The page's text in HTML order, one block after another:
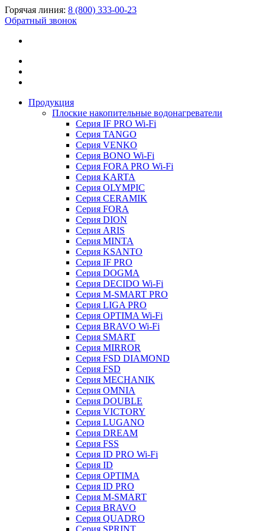
Горячая линия: 8 (800) 333-00-23
Обратный звонок
Продукция
Плоские накопительные водонагреватели
Серия IF PRO Wi-Fi
Серия TANGO
Серия VENKO
Серия BONO Wi-Fi
Серия FORA PRO Wi-Fi
Серия KARTA
Серия OLYMPIC
Серия CERAMIK
Серия FORA
Серия DION
Серия ARIS
Серия MINTA
Серия KSANTO
Серия IF PRO
Серия DOGMA
Серия DECIDO Wi-Fi
Серия M-SMART PRO
Серия LIGA PRO
Серия OPTIMA Wi-Fi
Серия BRAVO Wi-Fi
Серия SMART
Серия MIRROR
Серия FSD DIAMOND
Серия FSD
Серия MECHANIK
Серия OMNIA
Серия DOUBLE
Серия VICTORY
Серия LUGANO
Серия DREAM
Серия FSS
Серия ID PRO Wi-Fi
Серия ID
Серия OPTIMA
Серия ID PRO
Серия M-SMART
Серия BRAVO
Серия QUADRO
Серия SPRINT